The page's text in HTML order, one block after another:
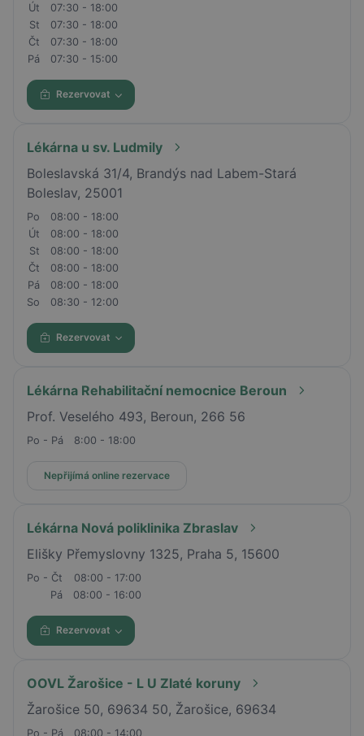
Út
07:30 - 18:00
St
07:30 - 18:00
Čt
07:30 - 18:00
Pá
07:30 - 15:00
Rezervovat
Lékárna u sv. Ludmily
Boleslavská 31/4, Brandýs nad Labem-Stará
Boleslav, 25001
Po
08:00 - 18:00
Út
08:00 - 18:00
St
08:00 - 18:00
Čt
08:00 - 18:00
Pá
08:00 - 18:00
So
08:30 - 12:00
Rezervovat
Lékárna Rehabilitační nemocnice Beroun
Prof. Veselého 493, Beroun, 266 56
Po - Pá 8:00 - 18:00
Nepřijímá online rezervace
Lékárna Nová poliklinika Zbraslav
Elišky Přemyslovny 1325, Praha 5, 15600
Po - Čt
08:00 - 17:00
Pá
08:00 - 16:00
Rezervovat
OOVL Žarošice - L U Zlaté koruny
Žarošice 50, 69634 50, Žarošice, 69634
Po - Pá 08:00 - 14:00